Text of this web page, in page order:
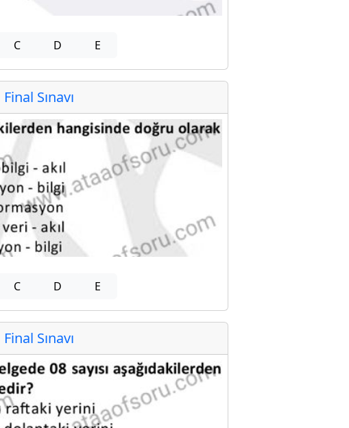
C D E
Sınavı
C D E
Sınavı